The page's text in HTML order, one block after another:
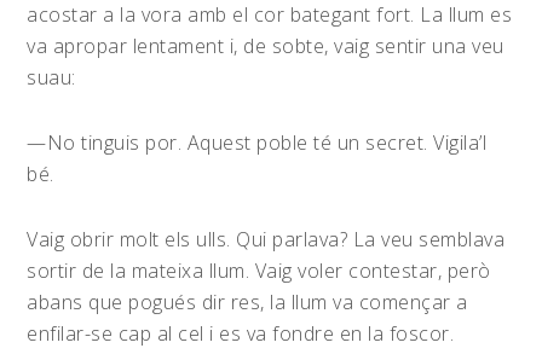
acostar a la vora amb el cor bategant fort. La llum es
va apropar lentament i, de sobte, vaig sentir una veu
suau:
—No tinguis por. Aquest poble té un secret. Vigila’l
bé.
Vaig obrir molt els ulls. Qui parlava? La veu semblava
sortir de la mateixa llum. Vaig voler contestar, però
abans que pogués dir res, la llum va començar a
enfilar-se cap al cel i es va fondre en la foscor.